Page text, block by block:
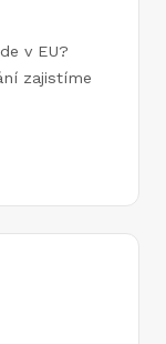
v EU?
zajistíme